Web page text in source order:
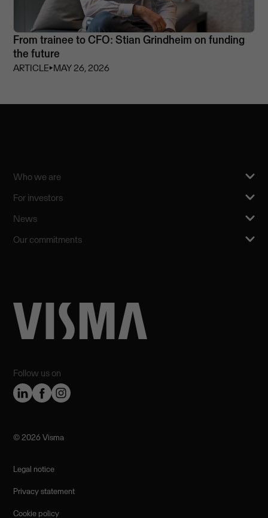
From trainee to CFO: Stian Grindheim on funding
the future
ARTICLE⏵MAY 26, 2026
Follow us on
Who we are
For investors
News
Our commitments
©️ 2026 Visma
Legal notice
Privacy statement
Cookie policy